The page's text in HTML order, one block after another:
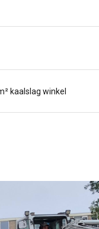
kaalslag winkel